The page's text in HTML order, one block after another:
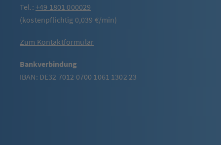
Tel.: +49 1801 000029
(kostenpflichtig 0,039 €/min)
Zum Kontaktformular
Bankverbindung
IBAN: DE32 7012 0700 1061 1302 23